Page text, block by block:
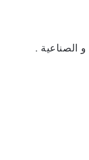
الصناعية .